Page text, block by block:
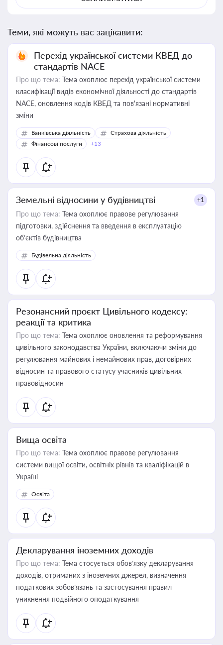
Теми, які можуть вас зацікавити:
Перехід української системи КВЕД до
стандартів NACE
Про що тема: Тема охоплює перехід української системи
класифікації видів економічної діяльності до стандартів
NACE, оновлення кодів КВЕД та пов'язані нормативні
зміни
Банківська діяльність
Страхова діяльність
Фінансові послуги
+13
Земельні відносини у будівництві +1
Про що тема: Тема охоплює правове регулювання
підготовки, здійснення та введення в експлуатацію
об’єктів будівництва
Будівельна діяльність
Резонансний проєкт Цивільного кодексу:
реакції та критика
Про що тема: Тема охоплює оновлення та реформування
цивільного законодавства України, включаючи зміни до
регулювання майнових і немайнових прав, договірних
відносин та правового статусу учасників цивільних
правовідносин
Вища освіта
Про що тема: Тема охоплює правове регулювання
системи вищої освіти, освітніх рівнів та кваліфікацій в
Україні
Освіта
Декларування іноземних доходів
Про що тема: Тема стосується обов’язку декларування
доходів, отриманих з іноземних джерел, визначення
податкових зобов’язань та застосування правил
уникнення подвійного оподаткування